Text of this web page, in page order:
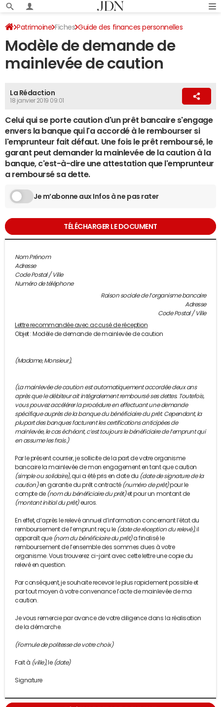
Patrimoine Fiches Guide des finances personnelles
Banque - assurance Relations avec sa banque
Modèle de demande de
mainlevée de caution
La Rédaction
18 janvier 2019 09:01
Celui qui se porte caution d'un prêt bancaire s'engage
envers la banque qui l'a accordé à le rembourser si
l'emprunteur fait défaut. Une fois le prêt remboursé, le
garant peut demander la mainlevée de la caution à la
banque, c'est-à-dire une attestation que l'emprunteur
a remboursé sa dette.
Je m’abonne aux Infos à ne pas rater
TÉLÉCHARGER LE DOCUMENT
Nom Prénom
Adresse
Code Postal / Ville
Numéro de téléphone
Raison sociale de l’organisme bancaire
Adresse
Code Postal / Ville
Lettre recommandée avec accusé de réception
Objet : Modèle de demande de mainlevée de caution
(Madame, Monsieur),
(La mainlevée de caution est automatiquement accordée deux ans
après que le débiteur ait intégralement remboursé ses dettes. Toutefois,
vous pouvez accélérer la procédure en effectuant une demande
spécifique auprès de la banque du bénéficiaire du prêt. Cependant, la
plupart des banques facturent les certifications anticipées de
mainlevée, le cas échéant, c’est toujours le bénéficiaire de l’emprunt qui
en assume les frais.)
Par le présent courrier, je sollicite de la part de votre organisme
bancaire la mainlevée de mon engagement en tant que caution
(simple ou solidaire), qui a été pris en date du (date de signature de la
caution)en garantie du prêt contracté (numéro de prêt)pour le
compte de (nom du bénéficiaire du prêt)et pour un montant de
(montant initial du prêt)euros.
En effet, d’après le relevé annuel d’information concernant l’état du
remboursement de l’emprunt reçu le (date de réception du relevé), il
apparaît que (nom du bénéficiaire du prêt)a finalisé le
remboursement de l’ensemble des sommes dues à votre
organisme. Vous trouverez ci-joint avec cette lettre une copie du
relevé en question.
Par conséquent, je souhaite recevoir le plus rapidement possible et
par tout moyen à votre convenance l’acte de mainlevée de ma
caution.
Je vous remercie par avance de votre diligence dans la réalisation
de la démarche.
(Formule de politesse de votre choix)
Fait à (ville), le (date)
Signature